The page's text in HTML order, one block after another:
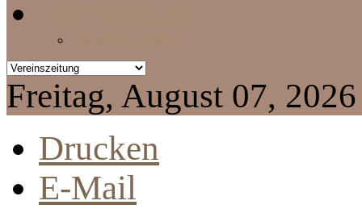
Freitag, August 07, 2026
Drucken
E-Mail